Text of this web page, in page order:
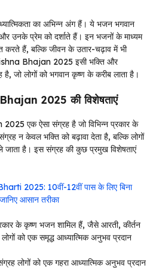
का अभिन्न अंग हैं। ये भजन भगवान
उनके प्रेम को दर्शाते हैं। इन भजनों के माध्यम
हैं, बल्कि जीवन के उतार-चढ़ाव में भी
Bhajan 2025 इसी भक्ति और
जो लोगों को भगवान कृष्ण के करीब लाता है।
2025 की विशेषताएं
एक ऐसा संग्रह है जो विभिन्न प्रकार के
न केवल भक्ति को बढ़ावा देता है, बल्कि लोगों
जाता है। इस संग्रह की कुछ प्रमुख विशेषताएं
2025: 10वीं-12वीं पास के लिए बिना
जानिए आसान तरीका
के कृष्ण भजन शामिल हैं, जैसे आरती, कीर्तन
को एक समृद्ध आध्यात्मिक अनुभव प्रदान
लोगों को एक गहरा आध्यात्मिक अनुभव प्रदान